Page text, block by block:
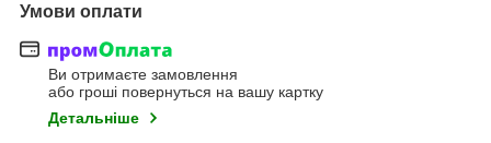
Умови оплати
Ви отримаєте замовлення
або гроші повернуться на вашу картку
Детальніше